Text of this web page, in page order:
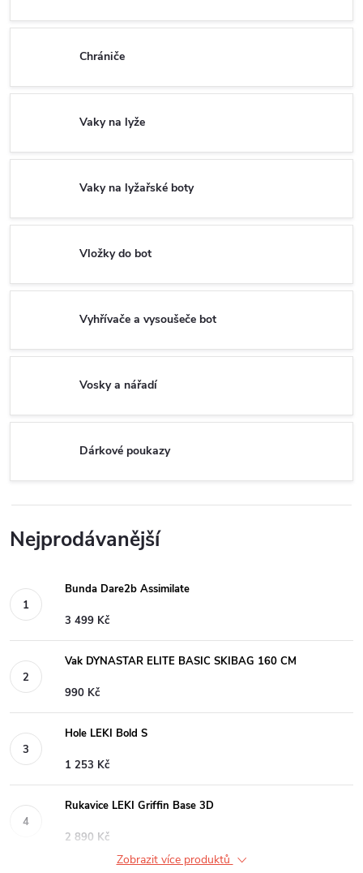
Chrániče
Vaky na lyže
Vaky na lyžařské boty
Vložky do bot
Vyhřívače a vysoušeče bot
Vosky a nářadí
Dárkové poukazy
Nejprodávanější
Bunda Dare2b Assimilate
3 499 Kč
Vak DYNASTAR ELITE BASIC SKIBAG 160 CM
990 Kč
Hole LEKI Bold S
1 253 Kč
Rukavice LEKI Griffin Base 3D
2 890 Kč
Zobrazit více produktů